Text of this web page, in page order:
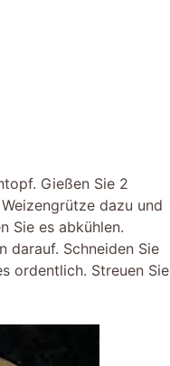
Gießen Sie 2
dazu und
Sie es abkühlen.
darauf. Schneiden Sie
ordentlich. Streuen Sie